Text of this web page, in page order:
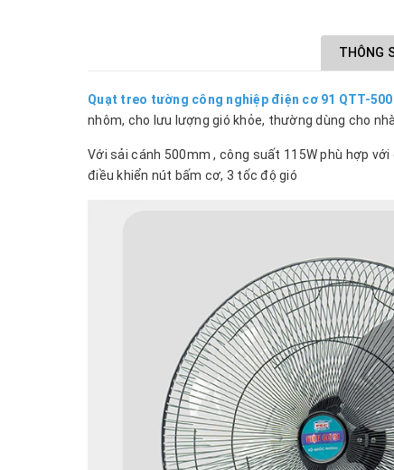
THÔNG
Quạt treo tường công nghiệp điện cơ 91 QTT-500
nhôm, cho lưu lượng gió khỏe, thường dùng cho
Với sải cánh 500mm , công suất 115W phù hợp
điều khiển nút bấm cơ, 3 tốc độ gió